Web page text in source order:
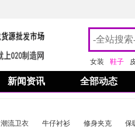
女装 鞋子
新闻资讯 全部动态
潮流卫衣 牛仔衬衫 修身夹克 保